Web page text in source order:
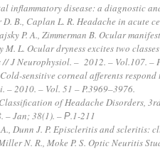
inflammatory disease: a diagnostic
D. B., Caplan L. R. Headache in acute
P. A., Zimmerman B. Ocular
M. L. Ocular dryness excites two
J Neurophysiol. – 2012. – Vol.107. –
sensitive corneal afferents
– 2010. – Vol. 51 – P.3969–3976.
of Headache Disorders,
– Jan; 38(1). – Р.1-211
Dunn J. P. Episcleritis and scleritis:
N. R., Moke P. S. Optic Neuritis